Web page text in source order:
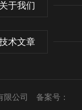
关于我们
术文章
限公司 备案号：